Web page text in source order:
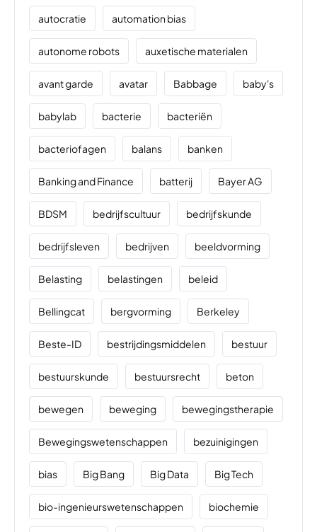
autocratie automation bias
autonome robots auxetische materialen
avant garde avatar Babbage baby's
babylab bacterie bacteriën
bacteriofagen balans banken
Banking and Finance batterij Bayer AG
BDSM bedrijfscultuur bedrijfskunde
bedrijfsleven bedrijven beeldvorming
Belasting belastingen beleid
Bellingcat bergvorming Berkeley
Beste-ID bestrijdingsmiddelen bestuur
bestuurskunde bestuursrecht beton
bewegen beweging bewegingstherapie
Bewegingswetenschappen bezuinigingen
bias Big Bang Big Data Big Tech
bio-ingenieurswetenschappen biochemie